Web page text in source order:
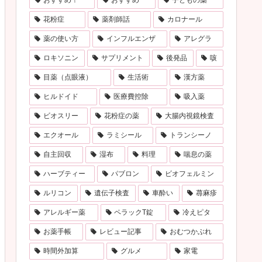
花粉症 薬剤師話 カロナール
薬の使い方 インフルエンザ アレグラ
ロキソニン サプリメント 後発品 咳
目薬（点眼液） 生活術 漢方薬
ヒルドイド 医療費控除 吸入薬
ビオスリー 花粉症の薬 大腸内視鏡検査
エクオール ラミシール トランシーノ
自主回収 湿布 料理 喘息の薬
ハーブティー パブロン ビオフェルミン
ルリコン 遺伝子検査 車酔い 蕁麻疹
アレルギー薬 ペラックT錠 冷えピタ
お薬手帳 レビュー記事 おむつかぶれ
時間外加算 グルメ 家電